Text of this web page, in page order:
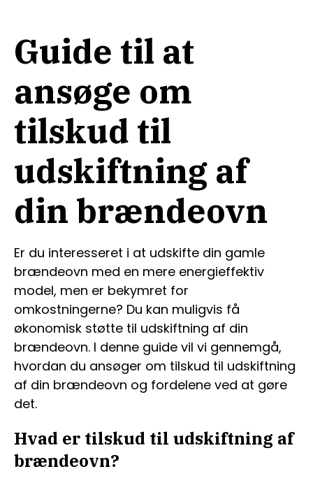
Guide til at
ansøge om
tilskud til
udskiftning af
din brændeovn
Er du interesseret i at udskifte din gamle
brændeovn med en mere energieffektiv
model, men er bekymret for
omkostningerne? Du kan muligvis få
økonomisk støtte til udskiftning af din
brændeovn. I denne guide vil vi gennemgå,
hvordan du ansøger om tilskud til udskiftning
af din brændeovn og fordelene ved at gøre
det.
Hvad er tilskud til udskiftning af
brændeovn?